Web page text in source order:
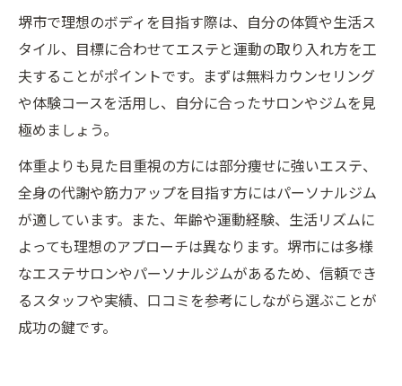
堺市で理想のボディを目指す際は、自分の体質や生活ス
タイル、目標に合わせてエステと運動の取り入れ方を工
夫することがポイントです。まずは無料カウンセリング
や体験コースを活用し、自分に合ったサロンやジムを見
極めましょう。
体重よりも見た目重視の方には部分痩せに強いエステ、
全身の代謝や筋力アップを目指す方にはパーソナルジム
が適しています。また、年齢や運動経験、生活リズムに
よっても理想のアプローチは異なります。堺市には多様
なエステサロンやパーソナルジムがあるため、信頼でき
るスタッフや実績、口コミを参考にしながら選ぶことが
成功の鍵です。